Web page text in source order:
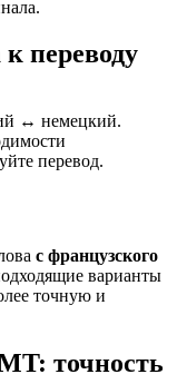
переводу
↔ немецкий.
перевод.
с французского
варианты
точную и
точность